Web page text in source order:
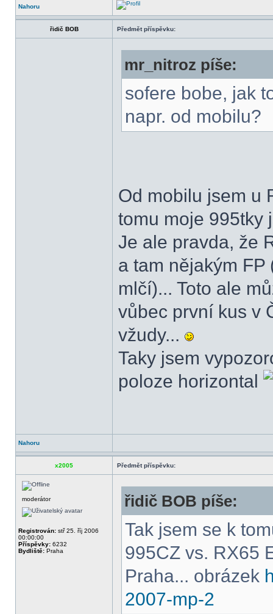
Nahoru
řidič BOB Předmět příspěvku:
mr_nitroz píše:
sofere bobe, jak
napr. od mobilu?
Od mobilu jsem u
tomu moje 995tky
Je ale pravda, že
a tam nějakým
mlčí)... Toto ale
vůbec první kus v
vžudy...
Taky jsem
poloze horizontal
Nahoru
x2005 Předmět příspěvku:
moderátor
Registrován: stř 25. říj 2006
00:00:00
Příspěvky: 6232
Bydliště: Praha
řidič BOB píše:
Tak jsem se k
995CZ vs. RX65
Praha... obrázek
2007-mp-2